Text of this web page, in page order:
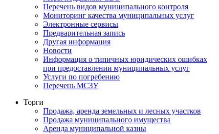
Перечень видов муниципального контроля
Мониторинг качества муниципальных услуг
Электронные сервисы
Предварительная запись
Другая информация
Новости
Информация о типичных юридических ошибках
при предоставлении муниципальных услуг
Услуги по погребению
Перечень МСЗУ
Торги
Продажа, аренда земельных и лесных участков
Продажа муниципального имущества
Аренда муниципальной казны